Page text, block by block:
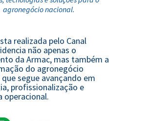
agronegócio nacional.
realizada pelo Canal
não apenas o
da Armac, mas também a
do agronegócio
segue avançando em
profissionalização e
operacional.